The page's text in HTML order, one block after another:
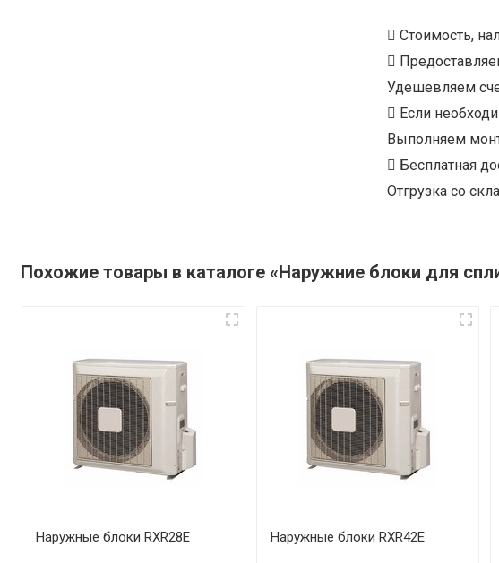
Стоимость,
Удешевляем
Если
Выполняем
Бесплатная
Отгрузка со
Похожие товары в каталоге «Наружние блоки для
Наружные блоки RXR28E Наружные блоки RXR42E